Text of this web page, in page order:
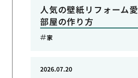
人気の壁紙リフォーム
部屋の作り方
家
2026.07.20